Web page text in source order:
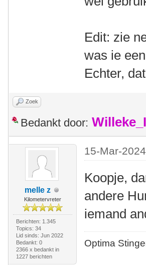
Edit: zie
was ie
Echter,
Zoek
Bedankt door:
melle z
Kilometervreter
Berichten: 1.345
Topics: 34
Lid sinds: Jun 2022
Bedankt: 0
2366 x bedankt in
1227 berichten
15-Mar-
Koopje,
andere
iemand
Optima